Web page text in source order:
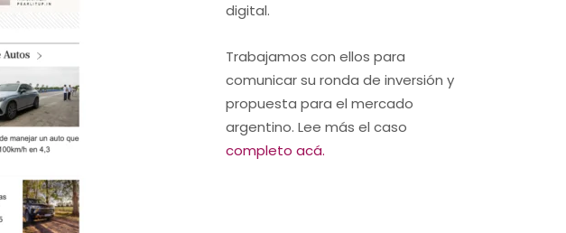
digital.
Trabajamos con ellos para
comunicar su ronda de inversión y
propuesta para el mercado
argentino. Lee más el caso
completo acá.